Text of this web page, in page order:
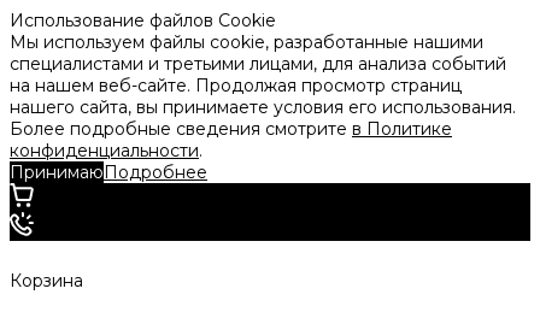
Использование файлов Cookie
Мы используем файлы cookie, разработанные нашими
специалистами и третьими лицами, для анализа событий
на нашем веб-сайте. Продолжая просмотр страниц
нашего сайта, вы принимаете условия его использования.
Более подробные сведения смотрите в Политике
конфиденциальности.
ПринимаюПодробнее
Корзина